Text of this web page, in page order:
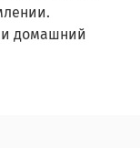
и домашний